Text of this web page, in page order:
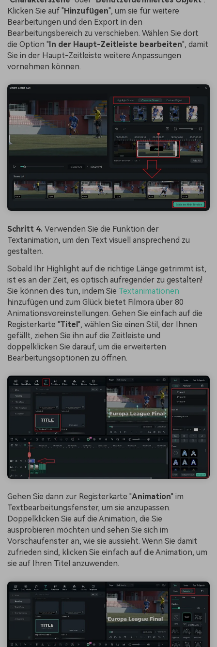
Klicken Sie auf "Hinzufügen", um sie für weitere
Bearbeitungen und den Export in den
Bearbeitungsbereich zu verschieben. Wählen Sie dort
die Option "In der Haupt-Zeitleiste bearbeiten", damit
Sie in der Haupt-Zeitleiste weitere Anpassungen
vornehmen können.
Schritt 4. Verwenden Sie die Funktion der
Textanimation, um den Text visuell ansprechend zu
gestalten.
Sobald Ihr Highlight auf die richtige Länge getrimmt ist,
ist es an der Zeit, es optisch aufregender zu gestalten!
Sie können dies tun, indem Sie Textanimationen
hinzufügen und zum Glück bietet Filmora über 80
Animationsvoreinstellungen. Gehen Sie einfach auf die
Registerkarte "Titel ", wählen Sie einen Stil, der Ihnen
gefällt, ziehen Sie ihn auf die Zeitleiste und
doppelklicken Sie darauf, um die erweiterten
Bearbeitungsoptionen zu öffnen.
Gehen Sie dann zur Registerkarte "Animation" im
Textbearbeitungsfenster, um sie anzupassen.
Doppelklicken Sie auf die Animation, die Sie
ausprobieren möchten und sehen Sie sich im
Vorschaufenster an, wie sie aussieht. Wenn Sie damit
zufrieden sind, klicken Sie einfach auf die Animation, um
sie auf Ihren Titel anzuwenden.